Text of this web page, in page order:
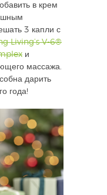
в крем
3 капли с
Living’s V-6®
и
массажа.
дарить
года!